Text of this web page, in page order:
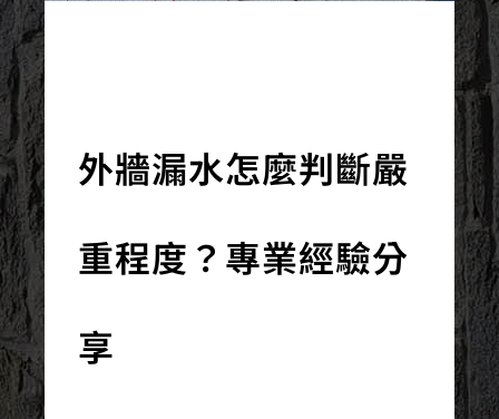
外牆漏水怎麼判斷嚴
重程度？專業經驗分
享